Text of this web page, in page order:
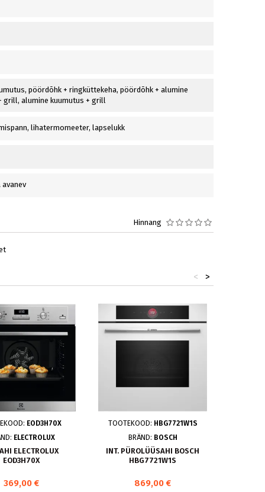
pöördõhk + ringküttekeha, pöördõhk + alumine
grill, alumine kuumutus + grill
lihatermomeeter, lapselukk
Hinnang
>
<
EOD3H70X
ELECTROLUX
ELECTROLUX
EOD3H70X
369,00 €
TOOTEKOOD: HBG7721W1S
BRÄND: BOSCH
INT. PÜROLÜÜSAHI BOSCH
HBG7721W1S
869,00 €